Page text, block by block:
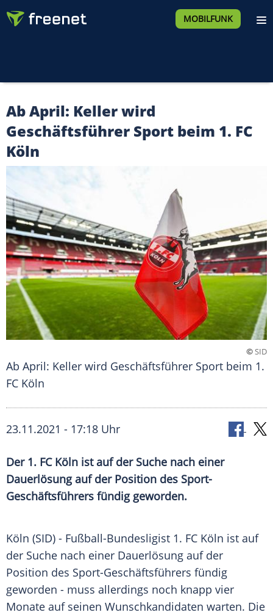
MOBILFUNK
Ab April: Keller wird
Geschäftsführer Sport beim 1. FC
Köln
©SID
Ab April: Keller wird Geschäftsführer Sport beim 1.
FC Köln
23.11.2021 - 17:18 Uhr
Der 1. FC Köln ist auf der Suche nach einer
Dauerlösungauf der Position des Sport-
Geschäftsführers fündig geworden.
Köln (SID) - Fußball-Bundesligist 1. FC Köln ist auf
der Suche nach einer Dauerlösung auf der
Position des Sport-Geschäftsführers fündig
geworden - muss allerdings noch knapp vier
Monate auf seinen Wunschkandidaten warten. Die